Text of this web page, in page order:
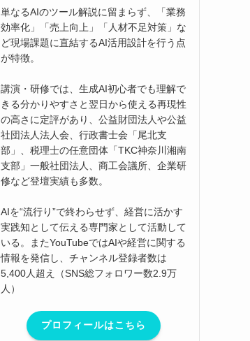
単なるAIのツール解説に留まらず、「業務
効率化」「売上向上」「人材不足対策」な
ど現場課題に直結するAI活用設計を行う点
が特徴。
講演・研修では、生成AI初心者でも理解で
きる分かりやすさと翌日から使える再現性
の高さに定評があり、公益財団法人や公益
社団法人法人会、行政書士会「尾北支
部」、税理士の任意団体「TKC神奈川湘南
支部」一般社団法人、商工会議所、企業研
修など登壇実績も多数。
AIを“流行り”で終わらせず、経営に活かす
実践知として伝える専門家として活動して
いる。またYouTubeではAIや経営に関する
情報を発信し、チャンネル登録者数は
5,400人超え（SNS総フォロワー数2.9万
人）
プロフィールはこちら